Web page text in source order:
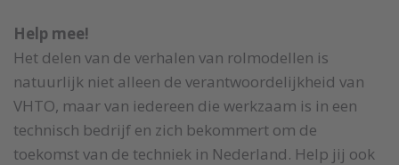
Help mee!
Het delen van de verhalen van rolmodellen is
natuurlijk niet alleen de verantwoordelijkheid van
VHTO, maar van iedereen die werkzaam is in een
technisch bedrijf en zich bekommert om de
toekomst van de techniek in Nederland. Help jij ook